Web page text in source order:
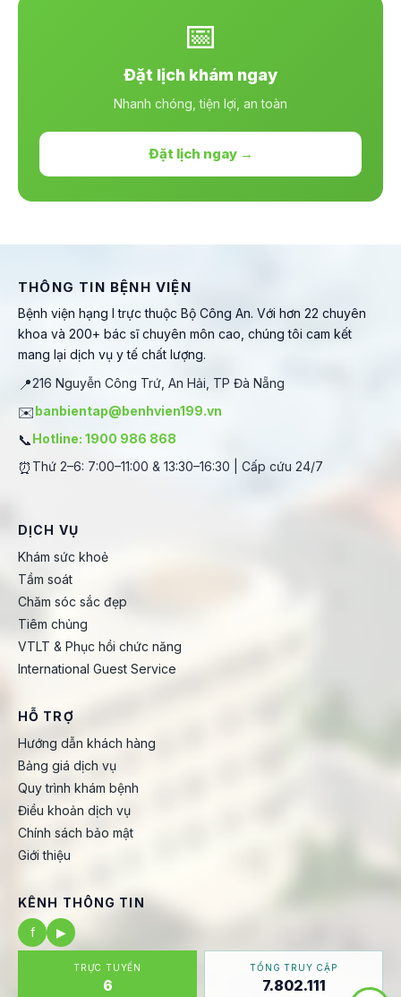
📅
Đặt lịch khám ngay
Nhanh chóng, tiện lợi, an toàn
Đặt lịch ngay →
THÔNG TIN BỆNH VIỆN
Bệnh viện hạng I trực thuộc Bộ Công An. Với hơn 22 chuyên
khoa và 200+ bác sĩ chuyên môn cao, chúng tôi cam kết
mang lại dịch vụ y tế chất lượng.
📍216 Nguyễn Công Trứ, An Hải, TP Đà Nẵng
✉️banbientap@benhvien199.vn
📞Hotline: 1900 986 868
⏰ Thứ 2–6: 7:00–11:00 & 13:30–16:30 | Cấp cứu 24/7
DỊCH VỤ
Khám sức khoẻ
Tầm soát
Chăm sóc sắc đẹp
Tiêm chủng
VTLT & Phục hồi chức năng
International Guest Service
HỖ TRỢ
Hướng dẫn khách hàng
Bảng giá dịch vụ
Quy trình khám bệnh
Điều khoản dịch vụ
Chính sách bảo mật
Giới thiệu
KÊNH THÔNG TIN
f
▶
TRỰC TUYẾN
6
TỔNG TRUY CẬP
7.802.111